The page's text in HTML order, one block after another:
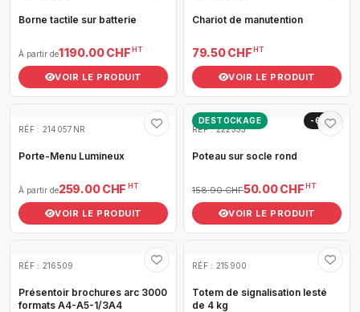
Borne tactile sur batterie
À partir de1 190.00 CHF HT
VOIR LE PRODUIT
Chariot de manutention
79.50 CHF HT
VOIR LE PRODUIT
RÉF : 214057NR
Porte-Menu Lumineux
À partir de259.00 CHF HT
VOIR LE PRODUIT
DESTOCKAGE
-69%
RÉF : 222333
Poteau sur socle rond
158.90 CHF50.00 CHF HT
VOIR LE PRODUIT
RÉF : 216509
Présentoir brochures arc 3000
formats A4-A5-1/3A4
RÉF : 215900
Totem de signalisation lesté
de 4 kg